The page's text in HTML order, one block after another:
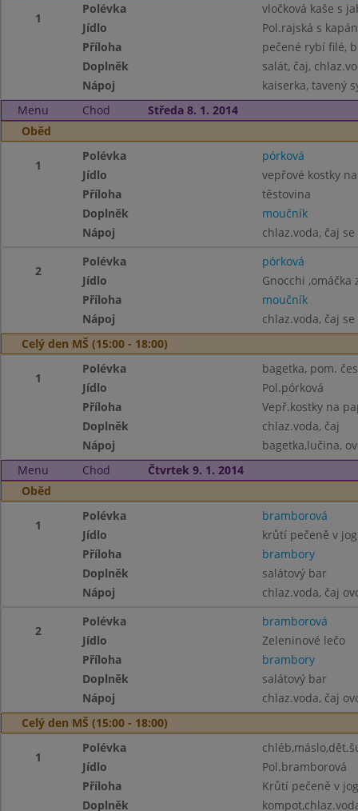
1
Polévka
vločková kaše s
Jídlo
Pol.rajská s
Příloha
pečené rybí filé,
Doplněk
salát, čaj,
Nápoj
kaiserka, tavený
Menu
Chod
Středa 8. 1. 2014
Oběd
1
Polévka
pórková
Jídlo
vepřové kostky
Příloha
těstovina
Doplněk
moučník
Nápoj
chlaz.voda, čaj
2
Polévka
pórková
Jídlo
Gnocchi ,omáčka
Příloha
moučník
Nápoj
chlaz.voda, čaj
Celý den MŠ (15:00 - 18:00)
1
Polévka
bagetka, pom.
Jídlo
Pol.pórková
Příloha
Vepř.kostky na
Doplněk
chlaz.voda, čaj
Nápoj
bagetka,lučina,
Menu
Chod
Čtvrtek 9. 1. 2014
Oběd
1
Polévka
bramborová
Jídlo
krůtí pečeně v
Příloha
brambory
Doplněk
salátový bar
Nápoj
chlaz.voda, čaj
2
Polévka
bramborová
Jídlo
Zeleninové lečo
Příloha
brambory
Doplněk
salátový bar
Nápoj
chlaz.voda, čaj
Celý den MŠ (15:00 - 18:00)
1
Polévka
Jídlo
Pol.bramborová
Příloha
Krůtí pečeně v
Doplněk